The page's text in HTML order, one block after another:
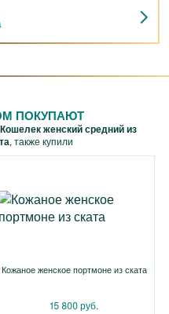
ПОКУПАЮТ
Кошелек женский средний из
, также купили
Кожаное женское портмоне из ската
15 800 руб.